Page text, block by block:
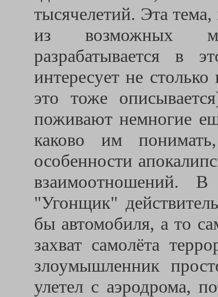
тысячелетий. Эта
из возможных
разрабатывается в
интересует не
это тоже
поживают немногие
каково им
особенности
взаимоотношений. В
"Угонщик"
бы автомобиля, а то
захват самолёта
злоумышленник
улетел с аэродрома,